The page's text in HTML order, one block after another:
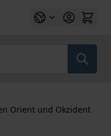
Orient und Okzident